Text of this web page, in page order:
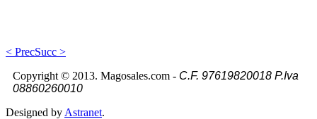
< PrecSucc >
Copyright © 2013. Magosales.com - C.F. 97619820018 P.Iva
08860260010
Designed by Astranet.